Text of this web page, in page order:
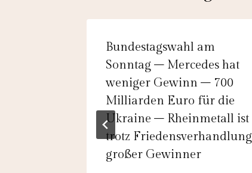
Bundestagswahl am
Sonntag – Mercedes hat
weniger Gewinn – 700
Milliarden Euro für die
Ukraine – Rheinmetall ist
trotz Friedensverhandlung
großer Gewinner